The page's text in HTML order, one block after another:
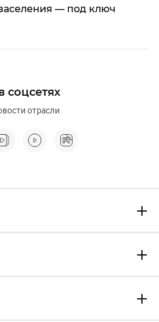
соцсетях
отрасли
— под ключ